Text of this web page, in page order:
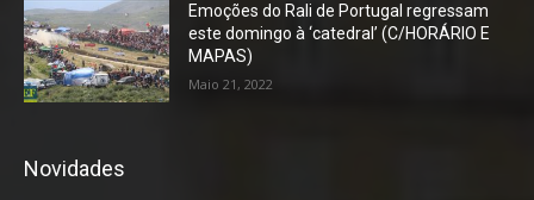
Emoções do Rali de Portugal regressam
este domingo à ‘catedral’ (C/HORÁRIO E
MAPAS)
Maio 21, 2022
Novidades